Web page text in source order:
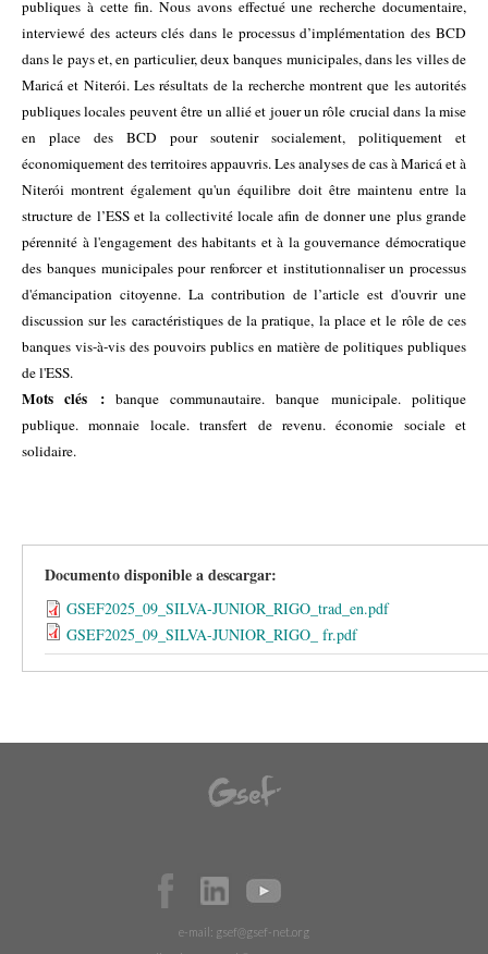
publiques à cette fin. Nous avons effectué une recherche documentaire,
interviewé des acteurs clés dans le processus d’implémentation des BCD
dans le pays et, en particulier, deuxbanques municipales,dans les villes de
Maricá et Niterói. Les résultats de la recherche montrent que les autorités
publiques locales peuvent être un allié et jouer un rôle crucial dans la mise
en place des BCD pour soutenir socialement, politiquement et
économiquement des territoires appauvris.Les analyses de cas à Maricá et à
Niterói montrent également qu'un équilibre doit être maintenu entre la
structure de l’ESS et la collectivité locale afin de donner une plus grande
pérennité à l'engagement des habitants et à la gouvernance démocratique
des banques municipalespour renforcer et institutionnaliser un processus
d'émancipation citoyenne. La contribution de l’article est d'ouvrir une
discussion sur les caractéristiques de la pratique, la place et le rôle de ces
banques vis-à-vis des pouvoirs publics en matière de politiques publiques
de l'ESS.
Mots clés :banque communautaire. banque municipale. politique
publique. monnaie locale. transfert de revenu. économie sociale et
solidaire.
Documento disponible a descargar:
GSEF2025_09_SILVA-JUNIOR_RIGO_trad_en.pdf
GSEF2025_09_SILVA-JUNIOR_RIGO_ fr.pdf
e-mail: gsef@gsef-net.org